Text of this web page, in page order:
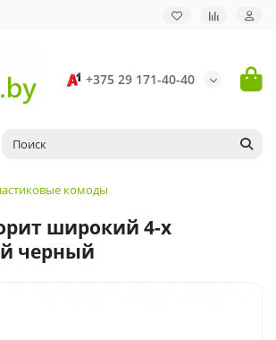
+375 29 171-40-40
комоды
широкий 4-х
черный